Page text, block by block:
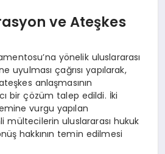
ve Ateşkes
yönelik uluslararası
uyulması çağrısı yapılarak,
anlaşmasının
bir çözüm talep edildi. İki
vurgu yapılan
mültecilerin uluslararası hukuk
hakkının temin edilmesi